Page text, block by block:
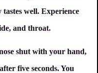
well. Experience
and throat.
shut with your hand,
five seconds. You